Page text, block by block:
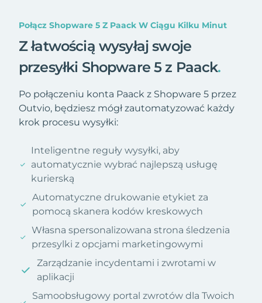
Połącz Shopware 5 Z Paack W Ciągu Kilku Minut
Z łatwością wysyłaj swoje
przesyłki Shopware 5 z Paack.
Po połączeniu konta Paack z Shopware 5 przez
Outvio, będziesz mógł zautomatyzować każdy
krok procesu wysyłki:
Inteligentne reguły wysyłki, aby
automatycznie wybrać najlepszą usługę
kurierską
Automatyczne drukowanie etykiet za
pomocą skanera kodów kreskowych
Własna spersonalizowana strona śledzenia
przesylki z opcjami marketingowymi
Zarządzanie incydentami i zwrotami w
aplikacji
Samoobsługowy portal zwrotów dla Twoich